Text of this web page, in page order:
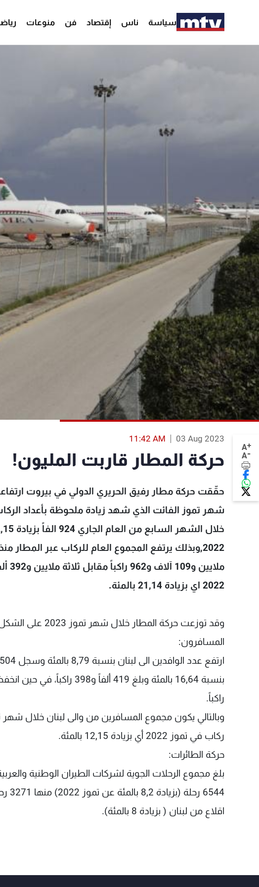
سياسة ناس إقتصاد فن منوعات
A+
A-
03 Aug 2023
11:42 AM
حركة المطار قاربت المليون!
حقّقت حركة مطار رفيق الحريري الدولي في بيروت
شهر تموز الفائت الذي شهد زيادة ملحوظة بأعداد
2022 اي بزيادة 21,14 بالمئة.
وقد توزعت حركة المطار خلال شهر تموز 2023 على الشكل الآتي:
المسافرون:
راكباً.
ركاب في تموز 2022 أي بزيادة 12,15 بالمئة.
حركة الطائرات:
بلغ مجموع الرحلات الجوية لشركات الطيران الوطنية
اقلاع من لبنان ( بزيادة 8 بالمئة).